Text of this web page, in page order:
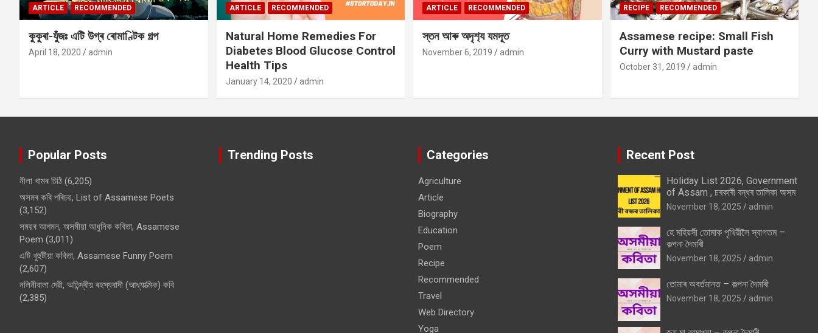
ARTICLE RECOMMENDED
কুকুৰা-যুঁজঃ এটি উগ্ৰ ৰোমাণ্টিক গল্প
April 18, 2020 admin
ARTICLE RECOMMENDED
Natural Home Remedies For
Diabetes Blood Glucose Control
Health Tips
January 14, 2020 admin
ARTICLE RECOMMENDED
স্তন আৰু অদৃশ‍্য যমদূত
November 6, 2019 admin
RECIPE RECOMMENDED
Assamese recipe: Small Fish
Curry with Mustard paste
October 31, 2019 admin
Popular Posts
নীলা খামৰ চিঠি (6,205)
অসমৰ কবি পৰিচয়, List of Assamese Poets
(3,152)
সময়ৰ আগমন, অসমীয়া আধুনিক কবিতা, Assamese
Poem (3,011)
এটি খুহুটীয়া কবিতা, Assamese Funny Poem
(2,607)
নলিনীবালা দেৱী, অতিন্দ্ৰীয় ৰহস্যবাদী (আধ্যাত্মিক) কবি
(2,385)
Trending Posts Categories
Agriculture
Article
Biography
Education
Poem
Recipe
Recommended
Travel
Web Directory
Yoga
Recent Post
Holiday List 2026, Government
of Assam , চৰকাৰী বন্ধৰ তালিকা অসম
November 18, 2025 admin
হে মহিয়সী তোমাক পৃথিৱীলৈ স্বাগতম –
কল্পনা দৈমাৰী
November 18, 2025 admin
তোমাৰ অবৰ্তমানত – কল্পনা দৈমাৰী
November 18, 2025 admin